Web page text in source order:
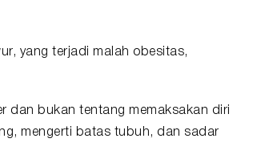
yang terjadi malah obesitas,
dan bukan tentang memaksakan diri
mengerti batas tubuh, dan sadar